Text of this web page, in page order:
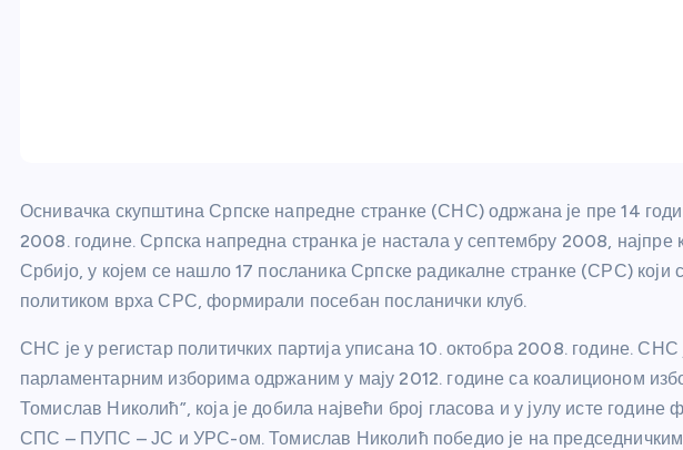
Оснивачка скупштина Српске напредне странке (СНС) одржана је пре 14
2008. године. Српска напредна странка је настала у септембру 2008, најпре
Србијо, у којем се нашло 17 посланика Српске радикалне странке (СРС)
политиком врха СРС, формирали посебан посланички клуб.
СНС је у регистар политичких партија уписана 10. октобра 2008. године. СНС
парламентарним изборима одржаним у мају 2012. године са коалиционом
Томислав Николић”, која је добила највећи број гласова и у јулу исте
СПС – ПУПС – ЈС и УРС-ом. Томислав Николић победио је на